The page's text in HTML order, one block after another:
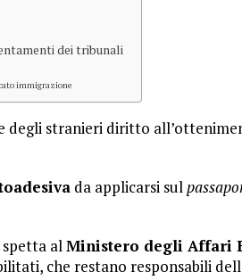
dei tribunali
immigrazione
degli stranieri diritto
da applicarsi sul
alMinistero degli Affari
che restano responsabili